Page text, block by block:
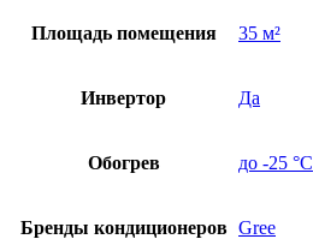
Площадь помещения 35 м²
Инвертор Да
Обогрев до -25 °C
Бренды кондиционеров Gree